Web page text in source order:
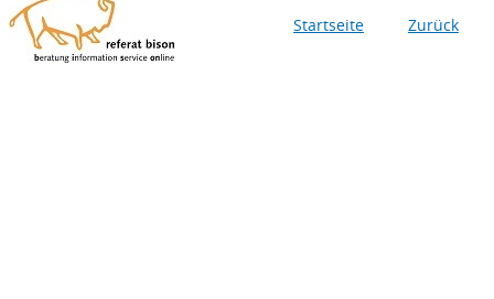
Startseite Zurück